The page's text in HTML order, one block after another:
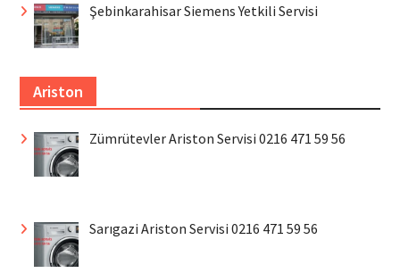
Şebinkarahisar Siemens Yetkili Servisi
Ariston
Zümrütevler Ariston Servisi 0216 471 59 56
Sarıgazi Ariston Servisi 0216 471 59 56